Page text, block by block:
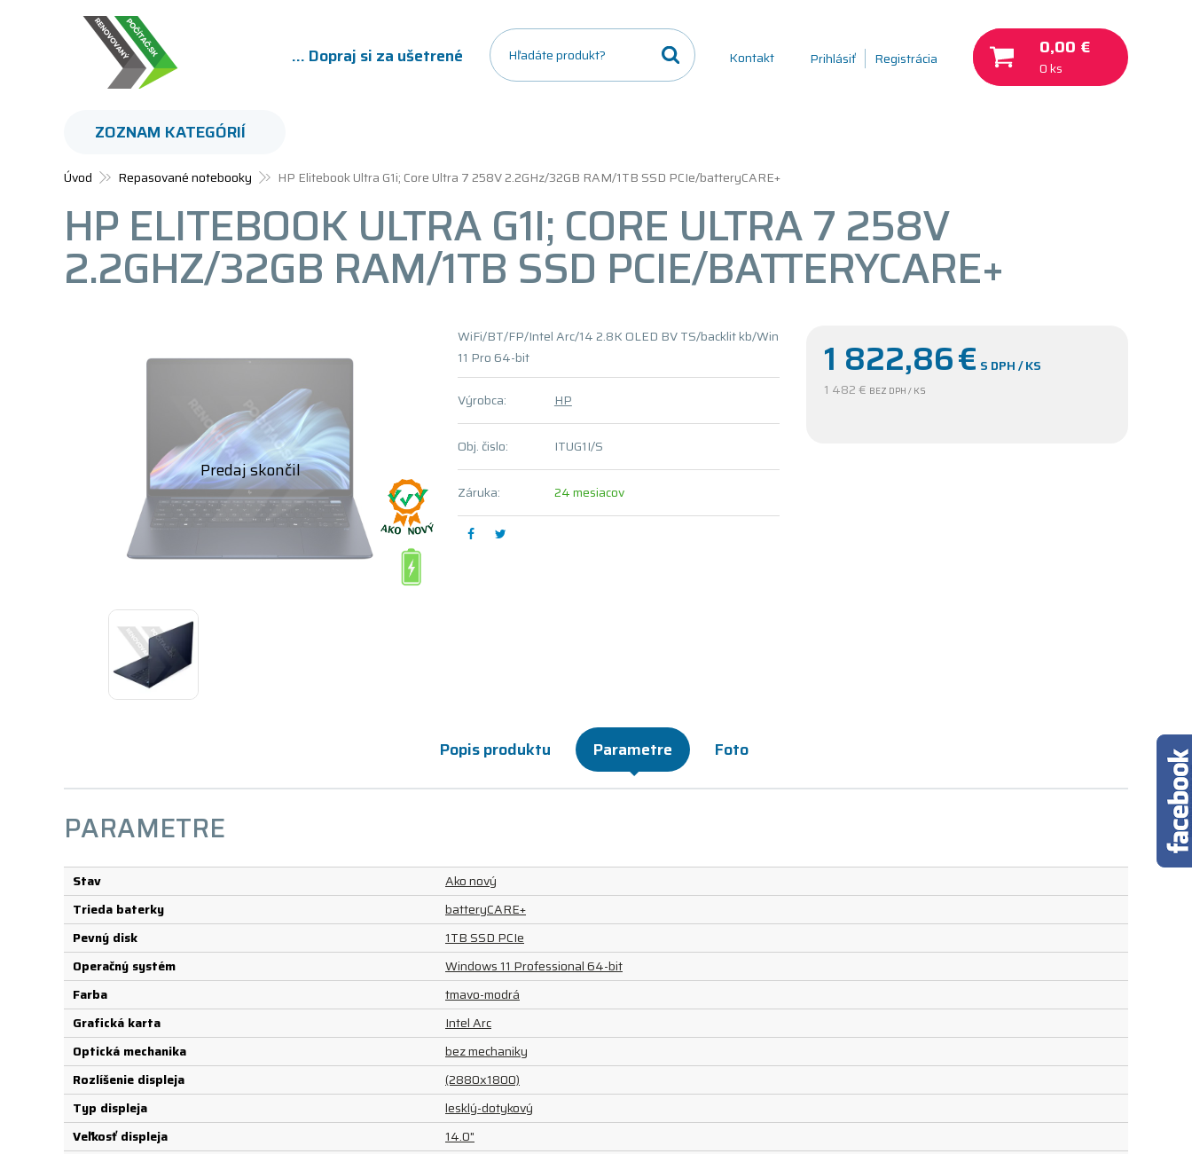
... Dopraj si za ušetrené Prihlásiť Registrácia 0,00 €
0 ks
Kontakt
Úvod Repasované notebooky HP Elitebook Ultra G1i; Core Ultra 7 258V 2.2GHz/32GB RAM/1TB SSD PCIe/batteryCARE+
HP ELITEBOOK ULTRA G1I; CORE ULTRA 7 258V
2.2GHZ/32GB RAM/1TB SSD PCIE/BATTERYCARE+
1 822,86€ S DPH / KS
1 482 € BEZ DPH / KS
WiFi/BT/FP/Intel Arc/14 2.8K OLED BV TS/backlit kb/Win
11 Pro 64-bit
Výrobca: HP
Obj. čislo: ITUG1I/S
Záruka: 24 mesiacov
Popis produktu Parametre Foto
PARAMETRE
Stav
Ako nový
Trieda baterky
batteryCARE+
Pevný disk
1TB SSD PCIe
Operačný systém
Windows 11 Professional 64-bit
Farba
tmavo-modrá
Grafická karta
Intel Arc
Optická mechanika
bez mechaniky
Rozlíšenie displeja
(2880x1800)
Typ displeja
lesklý-dotykový
Veľkosť displeja
14.0"
ZOZNAM KATEGÓRIÍ